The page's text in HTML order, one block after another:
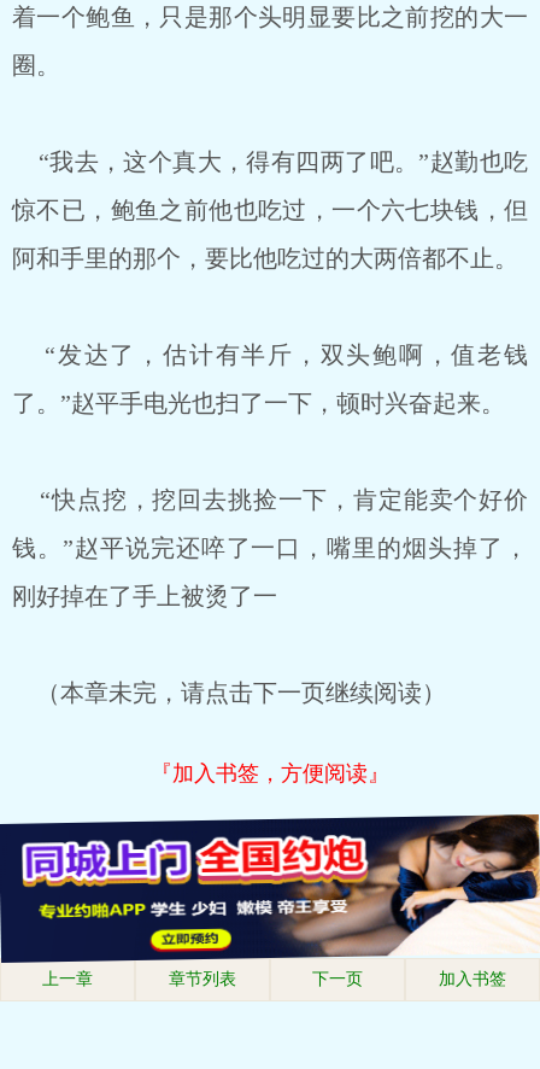
着一个鲍鱼，只是那个头明显要比之前挖的大一
圈。
“我去，这个真大，得有四两了吧。”赵勤也吃
惊不已，鲍鱼之前他也吃过，一个六七块钱，但
阿和手里的那个，要比他吃过的大两倍都不止。
“发达了，估计有半斤，双头鲍啊，值老钱
了。”赵平手电光也扫了一下，顿时兴奋起来。
“快点挖，挖回去挑捡一下，肯定能卖个好价
钱。”赵平说完还啐了一口，嘴里的烟头掉了，
刚好掉在了手上被烫了一
（本章未完，请点击下一页继续阅读）
『加入书签，方便阅读』
上一章 章节列表 下一页 加入书签